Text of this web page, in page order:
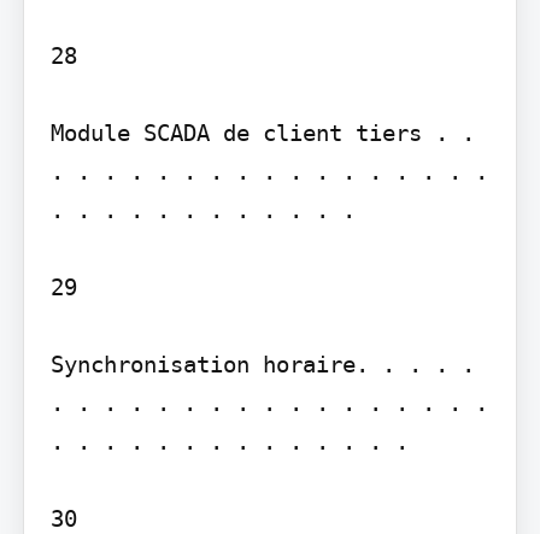
28
Module SCADA de client tiers . .
. . . . . . . . . . . . . . . . .
. . . . . . . . . . . .
29
Synchronisation horaire. . . . .
. . . . . . . . . . . . . . . . .
. . . . . . . . . . . . . .
30